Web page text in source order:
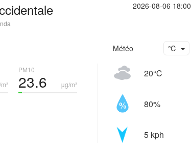
2026-08-06 18:00
PM10
μg/m³
23.6
Météo ℃
20℃
80%
5 kph